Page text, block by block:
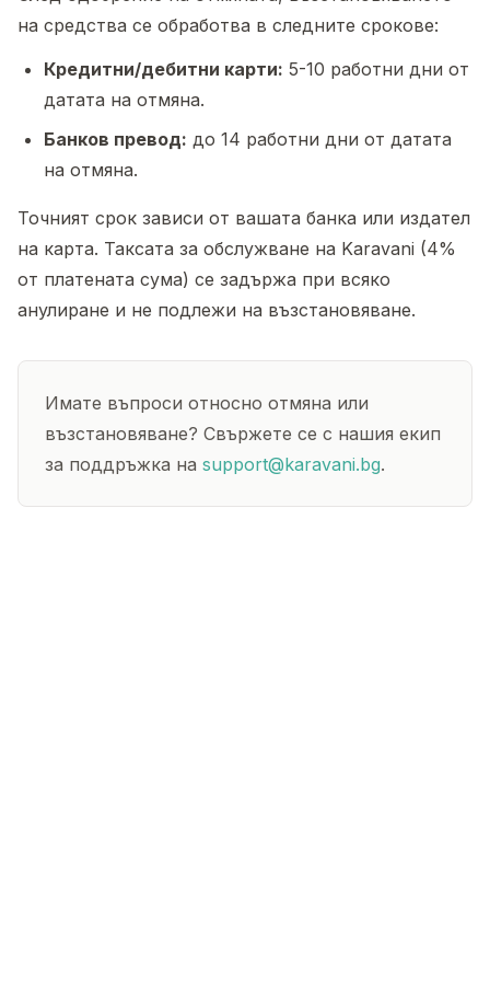
на средства се обработва в следните срокове:
Кредитни/дебитни карти: 5-10 работни дни от
датата на отмяна.
Банков превод: до 14 работни дни от датата
на отмяна.
Точният срок зависи от вашата банка или издател
на карта. Таксата за обслужване на Karavani (4%
от платената сума) се задържа при всяко
анулиране и не подлежи на възстановяване.
Имате въпроси относно отмяна или
възстановяване? Свържете се с нашия екип
за поддръжка на support@karavani.bg.